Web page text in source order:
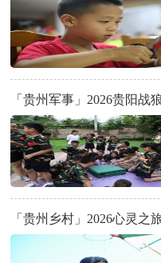
「贵州军事」2026贵阳战
「贵州乡村」2026心灵